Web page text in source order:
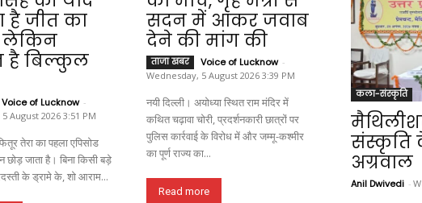
है जीत का
लेकिन
है बिल्कुल
Voice of Lucknow -
August 2026 3:51 PM
छोड़ जाता है। बिना किसी बड़े
के ड्रामे के, शो आराम...
सदन में आकर जवाब
देने की मांग की
ताजा खबर Voice of Lucknow -
Wednesday, 5 August 2026 3:39 PM
नयी दिल्ली। अयोध्या स्थित राम मंदिर में
कथित चढ़ावा चोरी, प्रदर्शनकारी छात्रों पर
पुलिस कार्रवाई के विरोध में और जम्मू-कश्मीर
का पूर्ण राज्य का...
Read more
कला-संस्कृति
संस्कृति
अग्रवाल
Anil Dwivedi -